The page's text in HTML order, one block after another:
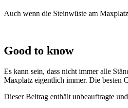
Auch wenn die Steinwüste am
Good to know
Es kann sein, dass nicht immer alle
Maxplatz eigentlich immer. Die besten
Dieser Beitrag enthält unbeauftragte